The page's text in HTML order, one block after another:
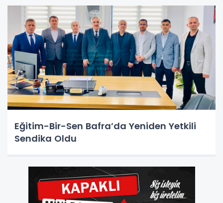
Eğitim-Bir-Sen Bafra’da Yeniden Yetkili
Sendika Oldu